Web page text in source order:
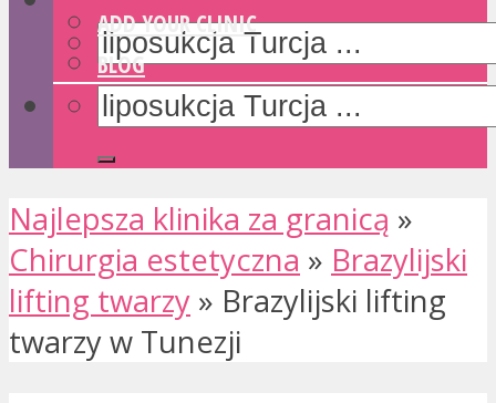
ADD YOUR CLINIC
BLOG
Najlepsza klinika za granicą »
Chirurgia estetyczna » Brazylijski
lifting twarzy » Brazylijski lifting
twarzy w Tunezji